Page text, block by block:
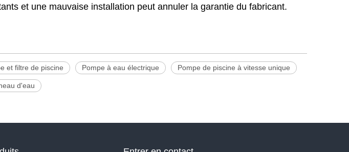
et une mauvaise installation peut annuler la garantie du fabricant.
et filtre de piscine Pompe à eau électrique Pompe de piscine à vitesse unique
d'eau